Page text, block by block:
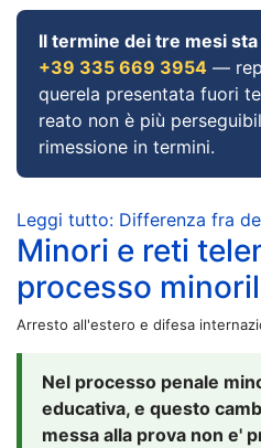
Il termine dei tre mesi
+39 335 669 3954 —
querela presentata fuori
reato non è più
rimessione in termini.
Leggi tutto: Differenza fra
Minori e reti
processo
Arresto all'estero e difesa
Nel processo penale
educativa, e questo
messa alla prova non e'